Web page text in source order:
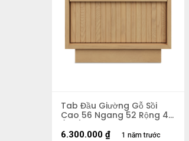
Tab Đầu Giường Gỗ Sồi
Cao 56 Ngang 52 Rộng 40
(cm)
1 năm trước
6.300.000 ₫